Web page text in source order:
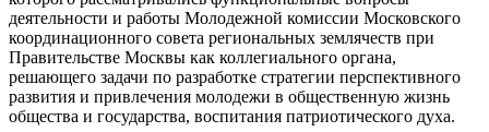
деятельности и работы Молодежной комиссии Московского
координационного совета региональных землячеств при
Правительстве Москвы как коллегиального органа,
решающего задачи по разработке стратегии перспективного
развития и привлечения молодежи в общественную жизнь
общества и государства, воспитания патриотического духа.